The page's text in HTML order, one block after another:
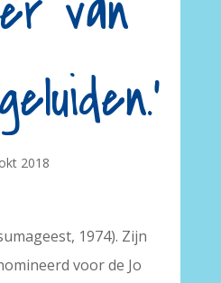
2018
1974). Zijn
voor de Jo